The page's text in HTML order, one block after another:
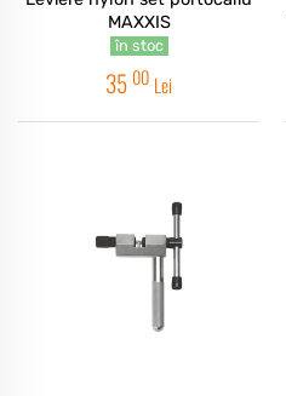
MAXXIS
în stoc
35 00 Lei